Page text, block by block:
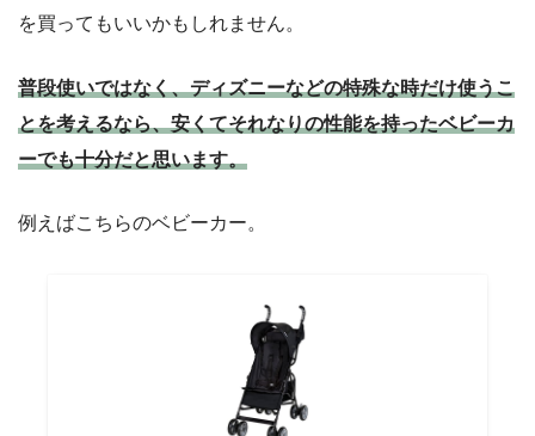
を買ってもいいかもしれません。
普段使いではなく、ディズニーなどの特殊な時だけ使うこ
とを考えるなら、安くてそれなりの性能を持ったベビーカ
ーでも十分だと思います。
例えばこちらのベビーカー。